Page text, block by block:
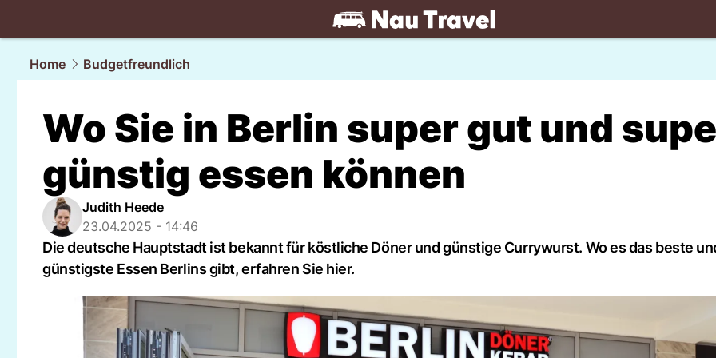
travel.NAU.ch
Home
Budgetfreundlich
Wo Sie in Berlin super gut und
günstig essen können
Judith Heede
23.04.2025 - 14:46
Die deutsche Hauptstadt ist bekannt für köstliche Döner und günstige Currywurst. Wo es das beste
günstigste Essen Berlins gibt, erfahren Sie hier.